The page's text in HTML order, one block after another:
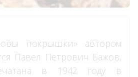
покрышки» автором
Павел Петрович Бажов,
в 1942 году в